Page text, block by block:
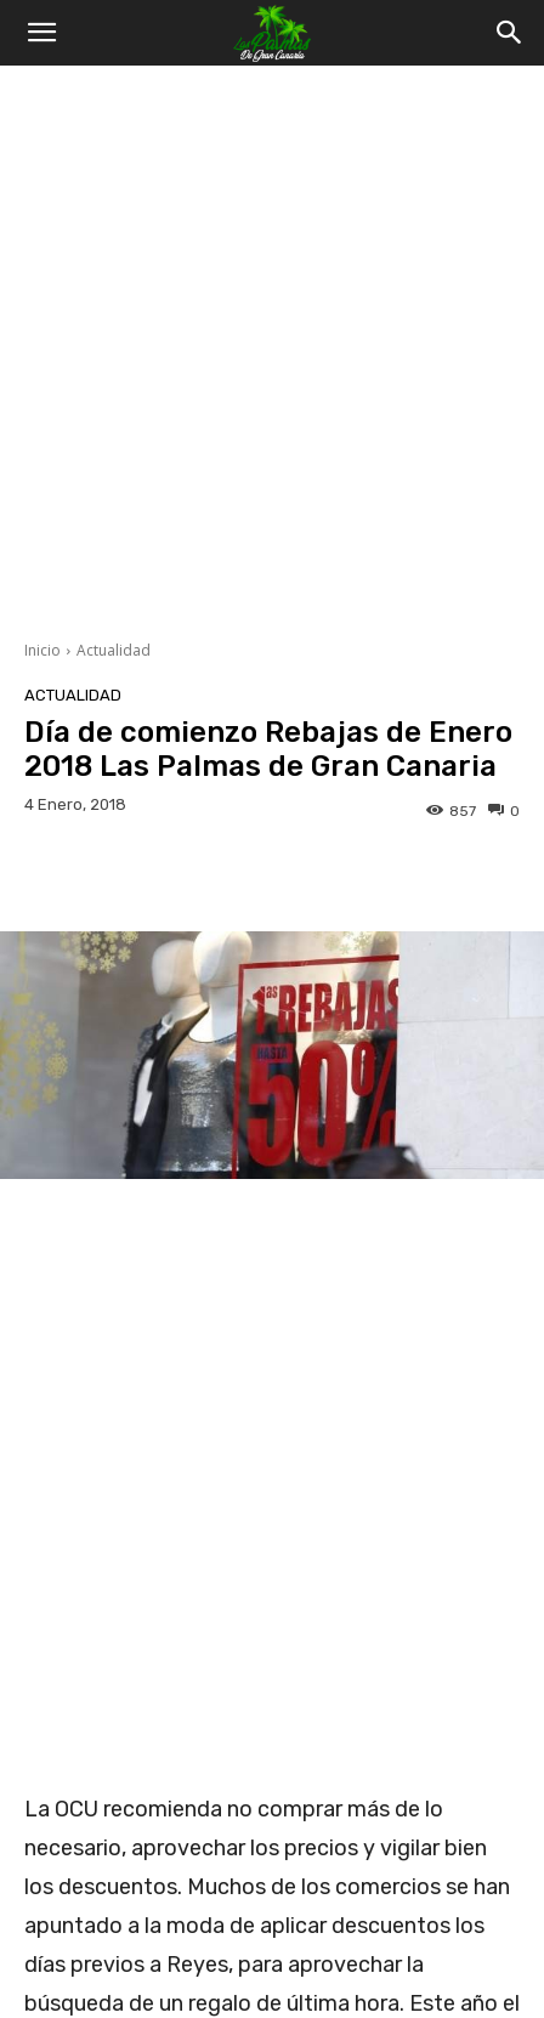
Inicio Actualidad
ACTUALIDAD
Día de comienzo Rebajas de Enero
2018 Las Palmas de Gran Canaria
4 Enero, 2018 0
857
La OCU recomienda no comprar más de lo
necesario, aprovechar los precios y vigilar bien
los descuentos. Muchos de los comercios se han
apuntado a la moda de aplicar descuentos los
días previos a Reyes, para aprovechar la
búsqueda de un regalo de última hora. Este año el